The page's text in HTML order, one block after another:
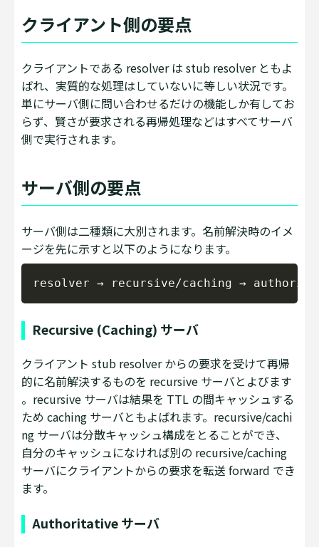
クライアント側の要点
クライアントである resolver は stub resolver ともよ
ばれ、実質的な処理はしていないに等しい状況です。
単にサーバ側に問い合わせるだけの機能しか有してお
らず、賢さが要求される再帰処理などはすべてサーバ
側で実行されます。
サーバ側の要点
サーバ側は二種類に大別されます。名前解決時のイメ
ージを先に示すと以下のようになります。
Recursive (Caching) サーバ
クライアント stub resolver からの要求を受けて再帰
的に名前解決するものを recursive サーバとよびます
。recursive サーバは結果を TTL の間キャッシュする
ため caching サーバともよばれます。recursive/cachi
ng サーバは分散キャッシュ構成をとることができ、
自分のキャッシュになければ別の recursive/caching
サーバにクライアントからの要求を転送 forward でき
ます。
Authoritative サーバ